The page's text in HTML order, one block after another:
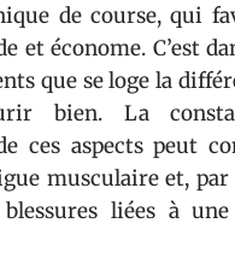
de course, qui
et économe. C’est
que se loge la
bien. La
ces aspects peut
musculaire et, par
liées à une